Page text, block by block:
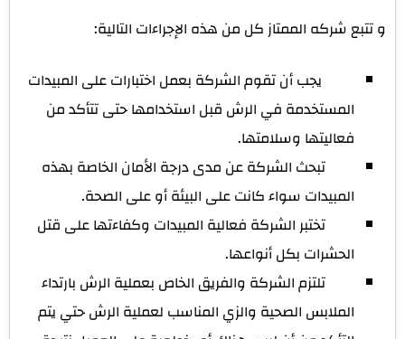
و تتبع شركه الممتاز كل من هذه الإجراءات التالية:
يجب أن تقوم الشركة بعمل اختبارات على المبيدات
المستخدمة في الرش قبل استخدامها حتى تتأكد من
فعاليتها وسلامتها.
تبحث الشركة عن مدى درجة الأمان الخاصة بهذه
المبيدات سواء كانت على البيئة أو على الصحة.
تختبر الشركة فعالية المبيدات وكفاءتها على قتل
الحشرات بكل أنواعها.
تلتزم الشركة والفريق الخاص بعملية الرش بارتداء
الملابس الصحية والزي المناسب لعملية الرش حتي يتم